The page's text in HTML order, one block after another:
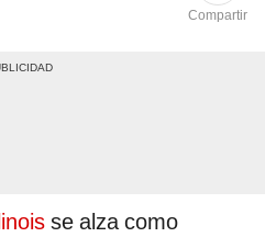
Compartir
se alza como